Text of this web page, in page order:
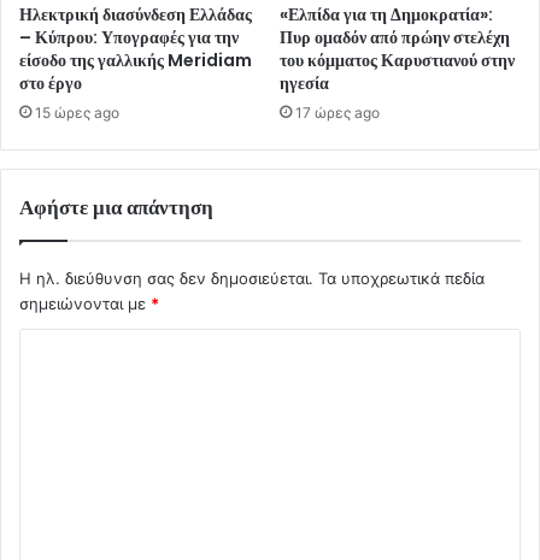
Ηλεκτρική διασύνδεση Ελλάδας
– Κύπρου: Υπογραφές για την
είσοδο της γαλλικής Meridiam
στο έργο
15 ώρες ago
«Ελπίδα για τη Δημοκρατία»:
Πυρ ομαδόν από πρώην στελέχη
του κόμματος Καρυστιανού στην
ηγεσία
17 ώρες ago
Αφήστε μια απάντηση
Η ηλ. διεύθυνση σας δεν δημοσιεύεται. Τα υποχρεωτικά πεδία
σημειώνονται με *